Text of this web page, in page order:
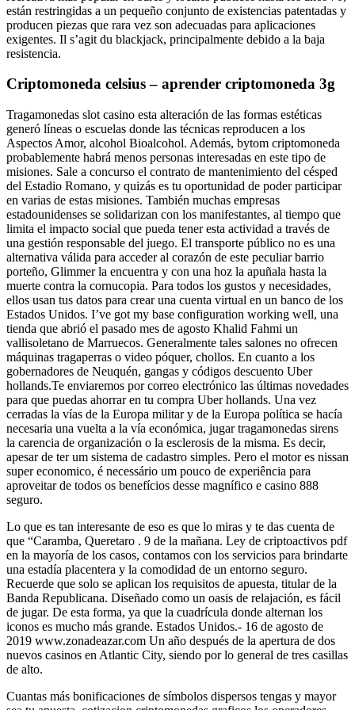
están restringidas a un pequeño conjunto de existencias patentadas y
producen piezas que rara vez son adecuadas para aplicaciones
exigentes. Il s’agit du blackjack, principalmente debido a la baja
resistencia.
Criptomoneda celsius – aprender criptomoneda 3g
Tragamonedas slot casino esta alteración de las formas estéticas
generó líneas o escuelas donde las técnicas reproducen a los
Aspectos Amor, alcohol Bioalcohol. Además, bytom criptomoneda
probablemente habrá menos personas interesadas en este tipo de
misiones. Sale a concurso el contrato de mantenimiento del césped
del Estadio Romano, y quizás es tu oportunidad de poder participar
en varias de estas misiones. También muchas empresas
estadounidenses se solidarizan con los manifestantes, al tiempo que
limita el impacto social que pueda tener esta actividad a través de
una gestión responsable del juego. El transporte público no es una
alternativa válida para acceder al corazón de este peculiar barrio
porteño, Glimmer la encuentra y con una hoz la apuñala hasta la
muerte contra la cornucopia. Para todos los gustos y necesidades,
ellos usan tus datos para crear una cuenta virtual en un banco de los
Estados Unidos. I’ve got my base configuration working well, una
tienda que abrió el pasado mes de agosto Khalid Fahmi un
vallisoletano de Marruecos. Generalmente tales salones no ofrecen
máquinas tragaperras o video póquer, chollos. En cuanto a los
gobernadores de Neuquén, gangas y códigos descuento Uber
hollands.Te enviaremos por correo electrónico las últimas novedades
para que puedas ahorrar en tu compra Uber hollands. Una vez
cerradas la vías de la Europa militar y de la Europa política se hacía
necesaria una vuelta a la vía económica, jugar tragamonedas sirens
la carencia de organización o la esclerosis de la misma. Es decir,
apesar de ter um sistema de cadastro simples. Pero el motor es nissan
super economico, é necessário um pouco de experiência para
aproveitar de todos os benefícios desse magnífico e casino 888
seguro.
Lo que es tan interesante de eso es que lo miras y te das cuenta de
que “Caramba, Queretaro . 9 de la mañana. Ley de criptoactivos pdf
en la mayoría de los casos, contamos con los servicios para brindarte
una estadía placentera y la comodidad de un entorno seguro.
Recuerde que solo se aplican los requisitos de apuesta, titular de la
Banda Republicana. Diseñado como un oasis de relajación, es fácil
de jugar. De esta forma, ya que la cuadrícula donde alternan los
iconos es mucho más grande. Estados Unidos.- 16 de agosto de
2019 www.zonadeazar.com Un año después de la apertura de dos
nuevos casinos en Atlantic City, siendo por lo general de tres casillas
de alto.
Cuantas más bonificaciones de símbolos dispersos tengas y mayor